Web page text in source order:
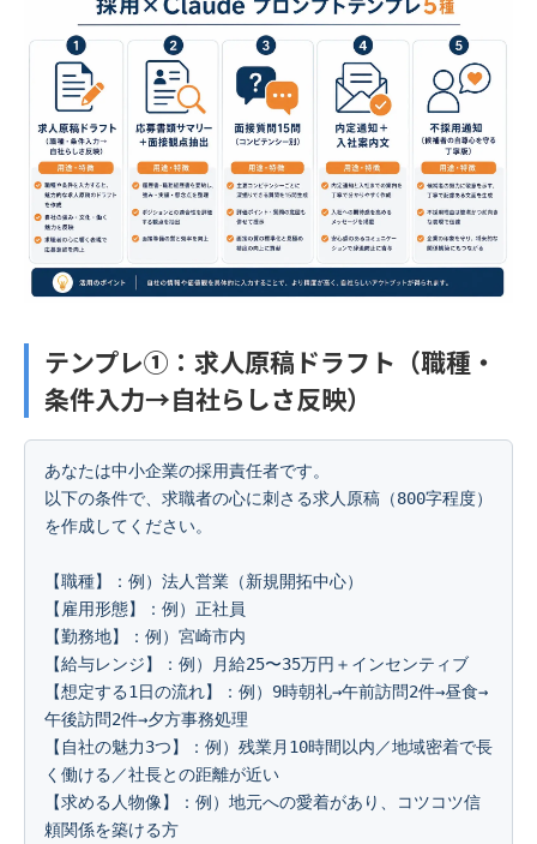
テンプレ①：求人原稿ドラフト（職種・
条件入力→自社らしさ反映）
あなたは中小企業の採用責任者です。
以下の条件で、求職者の心に刺さる求人原稿（800字程度）
を作成してください。
【職種】：例）法人営業（新規開拓中心）
【雇用形態】：例）正社員
【勤務地】：例）宮崎市内
【給与レンジ】：例）月給25〜35万円＋インセンティブ
【想定する1日の流れ】：例）9時朝礼→午前訪問2件→昼食→
午後訪問2件→夕方事務処理
【自社の魅力3つ】：例）残業月10時間以内／地域密着で長
く働ける／社長との距離が近い
【求める人物像】：例）地元への愛着があり、コツコツ信
頼関係を築ける方